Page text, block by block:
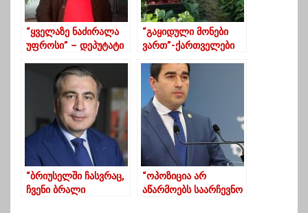
“ყველაზე ნაძირალა
უფროსი” – დეპუტატი
შეფის წინააღმდეგ
“გაყიდული მონები
ვართ”-ქართველები
მძიმე პირობებზე
საუბრობენ
“ბრიუსელში ჩასვრაც,
ჩვენი ბრალი
“ოპოზიცია არ
აწარმოებს საარჩევნო